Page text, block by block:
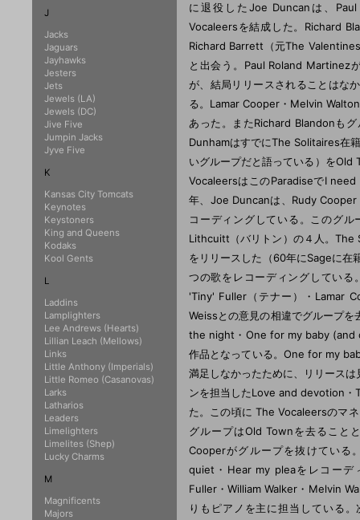
に退役したJoe Duncanは、
Vocaleersを結成した。Richard
Richard Barrett（元The
と出会う。Paul Roland Martinez
が、結局リリースされることはな
る。Lamar Cooper・Melvin
あった。またRichard Blandonも
DunhamはすでにThe Solitaires在
いグループだと語っている）を
VocaleersはこのParadiseでI
年、Joe Duncanは、Rudy
コーディングしている。このグ
Lithcuitt（バリトン）の４人。
をリリースした（60年にSageに
つの歌をレコーディングしてい
'Tiny' Fuller（テナー）・Lamar
Weissとの意見の相違でグループ
the night・One for my baby (and
作品となっている。One for my
満足しなかったために、リリース
ンを担当したLove and devotion・
た。この頃に The Vocaleersのマ
グループはOld Townを去ること
Cooperがグループを抜けている
quiet・Hear my pleaをレコーデ
Fuller・William Walker・Melvin
りもピアノを主に担当している
J
Jacks
Jaguars
Jayhawks
Jesters
Jets
Jewels (LA)
Jewels (DC)
Jive Five
Jumpin Jacks
Jyve Five
K
Kansas City Tomcats
Keynotes
Keystoners
King and Queens
Kodaks
Kool Gents
L
Laddins
Lamplighters
Lee Andrews (Hearts)
Lillian Leach (Mellows)
Links
Little Anthony (Imperials)
Little Romeo (Casanovas)
Larks
Latharios
Leaders
Limelighters
Limelites (Shep)
Lucky Charms
M
Magnificents
Majors